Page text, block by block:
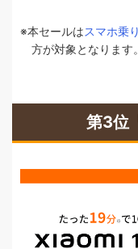
本セールはスマホ乗
方が対象となります。
第3位